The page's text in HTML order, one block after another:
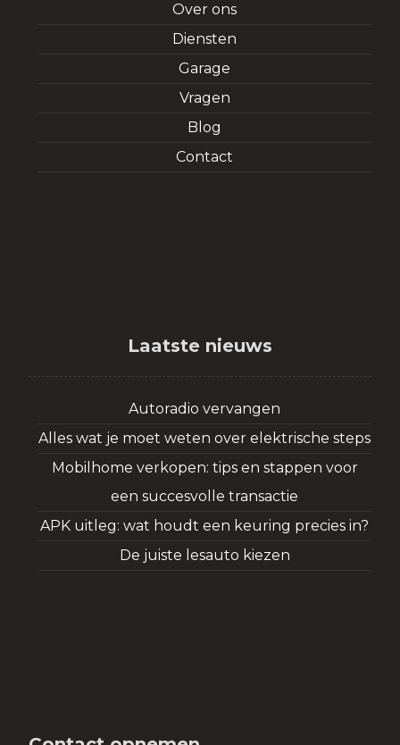
Over ons
Diensten
Garage
Vragen
Blog
Contact
Laatste nieuws
Autoradio vervangen
Alles wat je moet weten over elektrische steps
Mobilhome verkopen: tips en stappen voor
een succesvolle transactie
APK uitleg: wat houdt een keuring precies in?
De juiste lesauto kiezen